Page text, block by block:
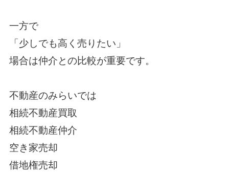
一方で
「少しでも高く売りたい」
場合は仲介との比較が重要です。
不動産のみらいでは
相続不動産買取
相続不動産仲介
空き家売却
借地権売却